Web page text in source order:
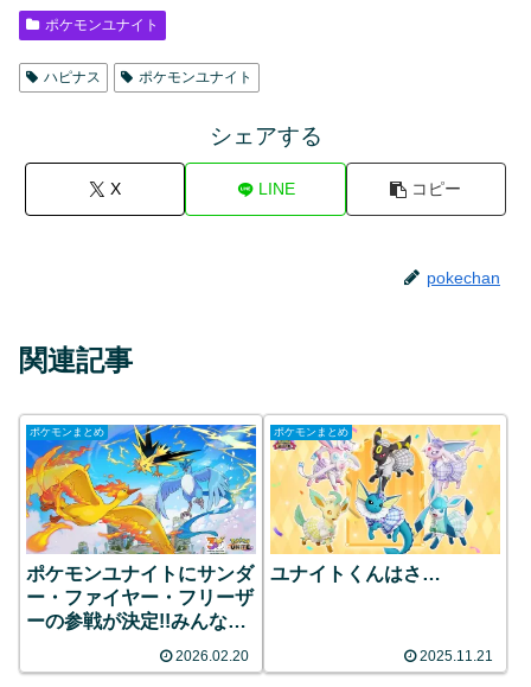
ポケモンユナイト
ハピナス ポケモンユナイト
シェアする
X LINE コピー
pokechan
関連記事
ポケモンまとめ
ポケモンユナイトにサンダ
ー・ファイヤー・フリーザ
ーの参戦が決定!!みんなの
2026.02.20
ポケモンまとめ
ユナイトくんはさ…
2025.11.21